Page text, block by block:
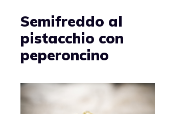
Semifreddo al
pistacchio con
peperoncino